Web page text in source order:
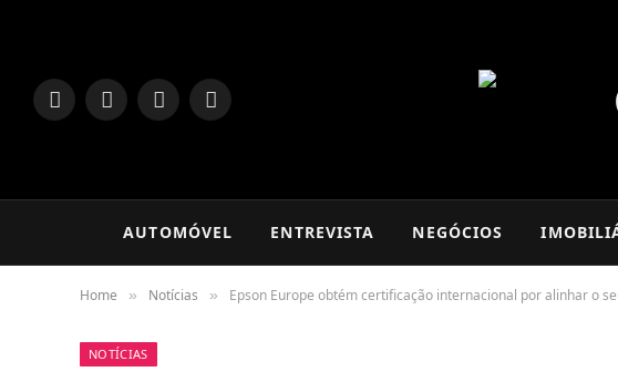
LinkedInFacebookInstagram
TikTok
AUTOMÓVEL ENTREVISTA NEGÓCIOS
Home » Notícias » Epson Europe obtém certificação internacional por alinhar o
NOTÍCIAS